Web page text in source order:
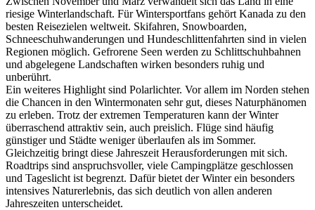
riesige Winterlandschaft. Für Wintersportfans gehört Kanada zu den
besten Reisezielen weltweit. Skifahren, Snowboarden,
Schneeschuhwanderungen und Hundeschlittenfahrten sind in vielen
Regionen möglich. Gefrorene Seen werden zu Schlittschuhbahnen
und abgelegene Landschaften wirken besonders ruhig und
unberührt.
Ein weiteres Highlight sind Polarlichter. Vor allem im Norden stehen
die Chancen in den Wintermonaten sehr gut, dieses Naturphänomen
zu erleben. Trotz der extremen Temperaturen kann der Winter
überraschend attraktiv sein, auch preislich. Flüge sind häufig
günstiger und Städte weniger überlaufen als im Sommer.
Gleichzeitig bringt diese Jahreszeit Herausforderungen mit sich.
Roadtrips sind anspruchsvoller, viele Campingplätze geschlossen
und Tageslicht ist begrenzt. Dafür bietet der Winter ein besonders
intensives Naturerlebnis, das sich deutlich von allen anderen
Jahreszeiten unterscheidet.